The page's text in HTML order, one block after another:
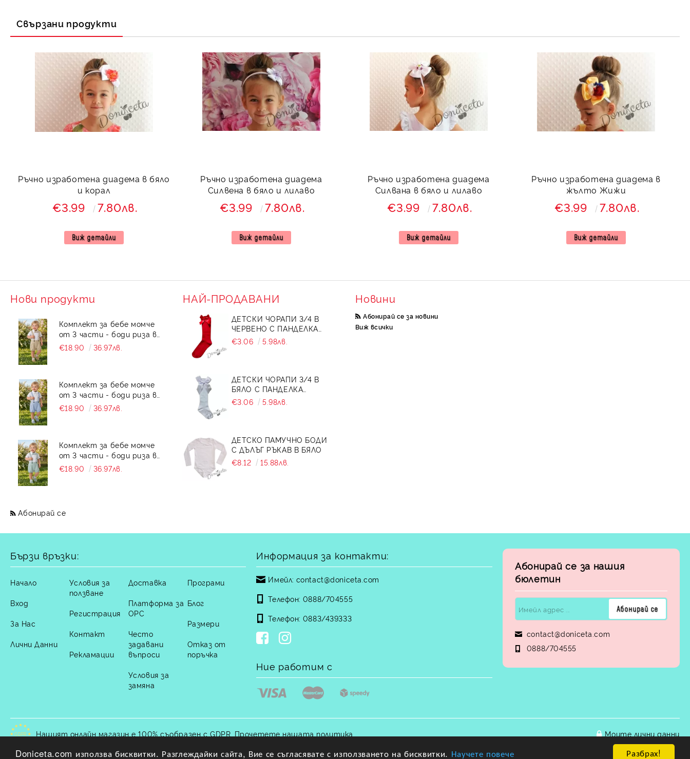
Разбрах!
Doniceta.com използва бисквитки. Разглеждайки сайта, Вие се съгласявате с използването на бисквитки. Научете повече
Свързани продукти
Ръчно изработена диадема в бяло
и корал
€3.99 7.80лв.
Виж детайли
Ръчно изработена диадема
Силвена в бяло и лилаво
€3.99 7.80лв.
Виж детайли
Ръчно изработена диадема
Силвана в бяло и лилаво
€3.99 7.80лв.
Виж детайли
Ръчно изработена диадема в
жълто Жижи
€3.99 7.80лв.
Виж детайли
Нови продукти
Комплект за бебе момче
от 3 части - боди риза в
бяло с къс ръкав , къси
панталони тип
€18.90 36.97лв.
Комплект за бебе момче
от 3 части - боди риза в
бяло с къс ръкав , къси
панталони тип
€18.90 36.97лв.
Комплект за бебе момче
от 3 части - боди риза в
бяло с къс ръкав , къси
панталони тип
€18.90 36.97лв.
Абонирай се
НАЙ-ПРОДАВАНИ
ДЕТСКИ ЧОРАПИ 3/4 В
ЧЕРВЕНО С ПАНДЕЛКА
734897
€3.06 5.98лв.
ДЕТСКИ ЧОРАПИ 3/4 В
БЯЛО С ПАНДЕЛКА
7465464 ОТ КОЛЕКЦИЯ
СНЕЖИНА
€3.06 5.98лв.
ДЕТСКО ПАМУЧНО БОДИ
С ДЪЛЪГ РЪКАВ В БЯЛО
€8.12
15.88лв.
Новини
Абонирай се за новини
Виж всички
Бързи връзки:
Начало
Вход
За Нас
Лични Данни
Условия за
ползване
Регистрация
Контакт
Рекламации
Доставка
Платформа за
ОРС
Често
задавани
въпроси
Условия за
замяна
Програми
Блог
Размери
Отказ от
поръчка
Информация за контакти:
Имейл: contact@doniceta.com
Телефон: 0888/704555
Телефон: 0883/439333
Ние работим с
Абонирай се за нашия
бюлетин
contact@doniceta.com
0888/704555
GDPR Нашият онлайн магазин е 100% съобразен с GDPR. Прочетете нашата политика Моите лични данни